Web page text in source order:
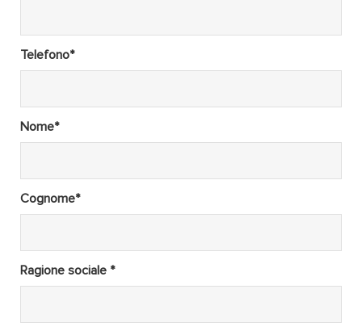
Telefono*
Nome*
Cognome*
Ragione sociale *